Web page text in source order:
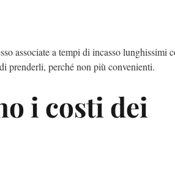
associate a tempi di incasso lunghissimi
prenderli, perché non più convenienti.
i costi dei